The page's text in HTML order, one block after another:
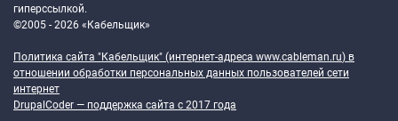
гиперссылкой.
©2005 - 2026 «Кабельщик»
Политика сайта "Кабельщик" (интернет-адреса www.cableman.ru) в
отношении обработки персональных данных пользователей сети
интернет
DrupalCoder — поддержка сайта c 2017 года